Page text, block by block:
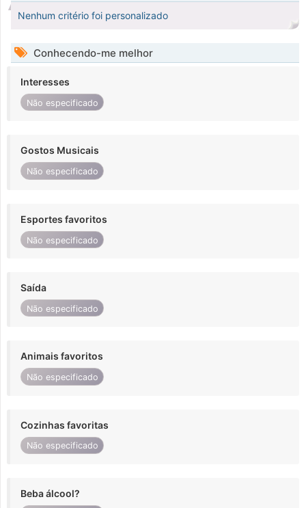
Nenhum critério foi personalizado
Conhecendo-me melhor
Interesses
Não especificado
Gostos Musicais
Não especificado
Esportes favoritos
Não especificado
Saída
Não especificado
Animais favoritos
Não especificado
Cozinhas favoritas
Não especificado
Beba álcool?